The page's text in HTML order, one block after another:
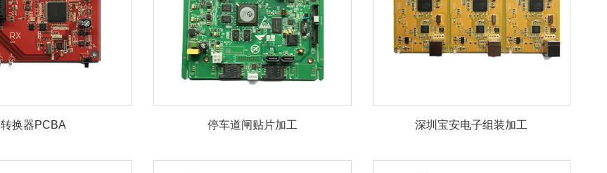
转换器PCBA 停车道闸贴片加工 深圳宝安电子组装加工